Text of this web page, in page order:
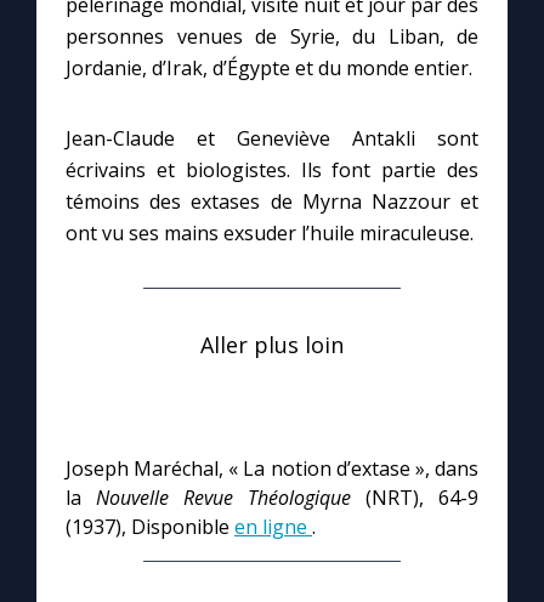
personnes venues de Syrie, du Liban, de
Jordanie, d’Irak, d’Égypte et du monde entier.
Jean-Claude et Geneviève Antakli sont
écrivains et biologistes. Ils font partie des
témoins des extases de Myrna Nazzour et
ont vu ses mains exsuder l’huile miraculeuse.
Aller plus loin
Joseph Maréchal, « La notion d’extase », dans
la Nouvelle Revue Théologique (NRT), 64-9
(1937), Disponible en ligne .